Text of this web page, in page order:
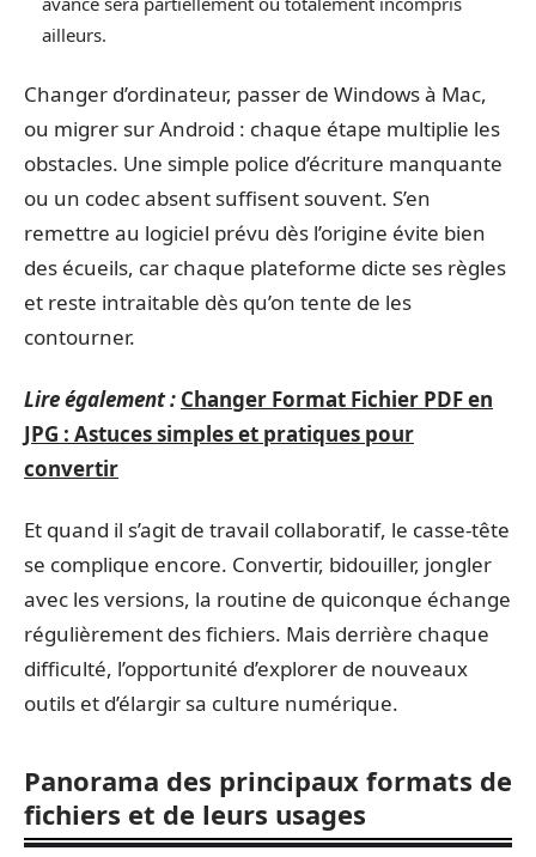
ailleurs.
Changer d’ordinateur, passer de Windows à Mac,
ou migrer sur Android : chaque étape multiplie les
obstacles. Une simple police d’écriture manquante
ou un codec absent suffisent souvent. S’en
remettre au logiciel prévu dès l’origine évite bien
des écueils, car chaque plateforme dicte ses règles
et reste intraitable dès qu’on tente de les
contourner.
Lire également : Changer Format Fichier PDF en
JPG : Astuces simples et pratiques pour
convertir
Et quand il s’agit de travail collaboratif, le casse-tête
se complique encore. Convertir, bidouiller, jongler
avec les versions, la routine de quiconque échange
régulièrement des fichiers. Mais derrière chaque
difficulté, l’opportunité d’explorer de nouveaux
outils et d’élargir sa culture numérique.
Panorama des principaux formats de
fichiers et de leurs usages